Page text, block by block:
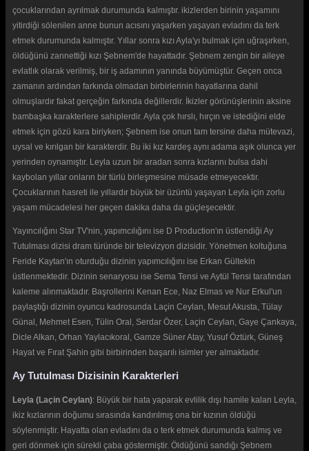
çocuklarından ayrılmak durumunda kalmıştır. ikizlerden birinin yaşamını
yitirdiği sölenilen anne bunun acısını yaşarken yaşayan evladını da terk
etmek durumunda kalmıştır. Yıllar sonra kızı Ayla'yı bulmak için uğraşırken,
öldüğünü zannettiği kızı Şebnem'de hayattadır. Şebnem zengin bir aileye
evlatlık olarak verilmiş, bir iş adamının yanında büyümüştür. Geçen onca
zamanın ardından farkında olmadan birbirlerinin hayatlarına dahil
olmuşlardır fakat gerçeğin farkında değillerdir. İkizler görünüşlerinin aksine
bambaşka karakterlere sahiplerdir. Ayla çok hırslı, hırçın ve istediğini elde
etmek için gözü kara biriyken; Şebnem ise onun tam tersine daha mütevazi,
uysal ve kırılgan bir karakterdir. Bu iki kız kardeş aynı adama aşık olunca yer
yerinden oynamıştır. Leyla uzun bir aradan sonra kızlarını bulsa dahi
kaybolan yıllar onların bir türlü birleşmesine müsade etmeyecektir.
Çocuklarının hasreti ile yıllardır büyük bir üzüntü yaşayan Leyla için zorlu
yaşam mücadelesi her geçen dakika daha da güçleşecektir.
Yayıncılığını Star TV'nin, yapımcılığını ise D Production'ın üstlendiği Ay
Tutulması dizisi dram türünde bir televizyon dizisidir. Yönetmen koltuğuna
Feride Kaytan'ın oturduğu dizinin yapımcılığını ise Erkan Gültekin
üstlenmektedir. Dizinin senaryosu ise Sema Tensi ve Aytül Tensi tarafından
kaleme alınmaktadır. Başrollerini Kenan Ece, Naz Elmas ve Nur Erkul'un
paylaştığı dizinin oyuncu kadrosunda Laçin Ceylan, Mesut Akusta, Tülay
Günal, Mehmet Esen, Tülin Oral, Serdar Özer, Laçin Ceylan, Gaye Çankaya,
Dicle Alkan, Orhan Yaylacıkoral, Gamze Süner Atay, Yusuf Öztürk, Güneş
Hayat ve Fırat Şahin gibi birbirinden başarılı isimler yer almaktadır.
Ay Tutulması Dizisinin Karakterleri
Leyla (Laçin Ceylan): Büyük bir hata yaparak evlilik dışı hamile kalan Leyla,
ikiz kızlarının doğumu sırasında kandırılmış ona bir kızının öldüğü
söylenmiştir. Hayatta olan evladını da o terk etmek durumunda kalmış ve
geri dönmek için sürekli çaba göstermiştir. Öldüğünü sandığı Şebnem